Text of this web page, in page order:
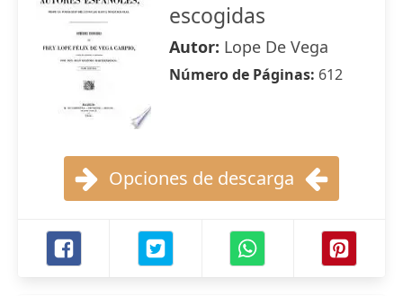
escogidas
Autor: Lope De Vega
Número de Páginas: 612
Opciones de descarga